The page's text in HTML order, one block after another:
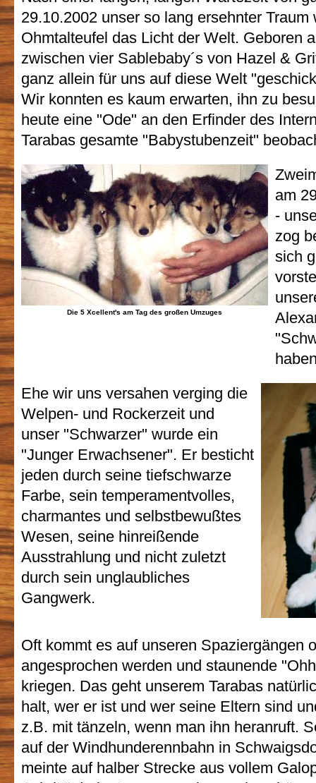
29.10.2002 unser so lang ersehnter
Ohmtalteufel das Licht der Welt. Geboren
zwischen vier Sablebaby´s von Hazel &
ganz allein für uns auf diese Welt
Wir konnten es kaum erwarten, ihn zu
heute eine "Ode" an den Erfinder des
Tarabas gesamte "Babystubenzeit"
Die 5 Xcellent's am Tag des großen Umzuges
am
-
zog
sich
Ehe wir uns versahen verging die
Welpen- und Rockerzeit und
unser "Schwarzer" wurde ein
"Junger Erwachsener". Er besticht
jeden durch seine tiefschwarze
Farbe, sein temperamentvolles,
charmantes und selbstbewußtes
Wesen, seine hinreißende
Ausstrahlung und nicht zuletzt
durch sein unglaubliches
Gangwerk.
Oft kommt es auf unseren Spaziergängen
angesprochen werden und staunende
kriegen. Das geht unserem Tarabas
halt, wer er ist und wer seine Eltern sind
z.B. mit tänzeln, wenn man ihn heranruft.
auf der Windhunderennbahn in
meinte auf halber Strecke aus vollem